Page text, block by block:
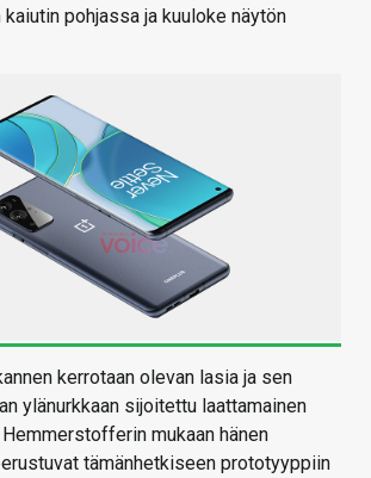
pohjassa ja kuuloke näytön
kerrotaan olevan lasia ja sen
ylänurkkaan sijoitettu laattamainen
mukaan hänen
tämänhetkiseen prototyyppiin